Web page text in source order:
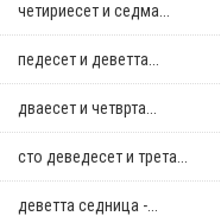
четириесет и седма...
педесет и деветта...
дваесет и четврта...
сто деведесет и трета...
деветта седница -...